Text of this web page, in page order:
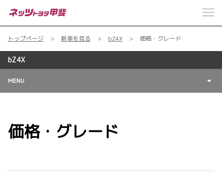
トップページ 新車を見る bZ4X 価格・グレード
bZ4X
MENU
価格・グレード